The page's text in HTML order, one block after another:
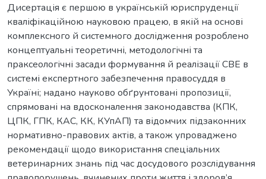
Дисертація є першою в українській юриспруденції
кваліфікаційною науковою працею, в якій на основі
комплексного й системного дослідження розроблено
концептуальні теоретичні, методологічні та
праксеологічні засади формування й реалізації СВЕ в
системі експертного забезпечення правосуддя в
Україні; надано науково обґрунтовані пропозиції,
спрямовані на вдосконалення законодавства (КПК,
ЦПК, ГПК, КАС, КК, КУпАП) та відомчих підзаконних
нормативно-правових актів, а також упроваджено
рекомендації щодо використання спеціальних
ветеринарних знань під час досудового розслідування